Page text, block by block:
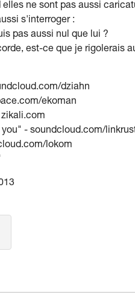
ne sont pas aussi
s'interroger :
pas aussi nul que lui ?
est-ce que je rigolerais
dziahn
ekoman
- soundcloud.com/
lokom